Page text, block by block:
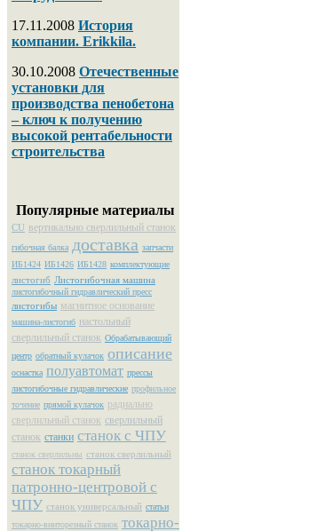
17.11.2008 История
компании. Erikkila.
30.10.2008 Отечественные
установки для
производства пенобетона
– ключ к получению
высокой рентабельности
строительства
Популярные материалы
CU вертикально сверлильный станок
гибочная балка доставка запчасти
ИБ1424 ИБ1426 ИБ1428 комплектующие
листогиб Листогибочная машина
листогибочный гидравлический пресс
листогибы магнитное основание
машина-листогиб настольный
сверлильный станок Обрабатывающий
центр обратный кулачок описание
оснастка полуавтомат прессы
листогибочные гидравлические профильное
точение прямой кулачок радиально
сверлильный станок сверлильный
станок станки станок с ЧПУ
станок сверлильны станок сверлильный
станок токарный
патронно-центровой с
ЧПУ станок универсальный статьи
токарно-винторезный станок токарно-